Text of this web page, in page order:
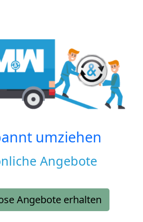
umziehen
Angebote
Angebote erhalten